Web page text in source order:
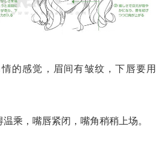
的感觉，眉间有皱纹，下唇要用
乘，嘴唇紧闭，嘴角稍稍上场。